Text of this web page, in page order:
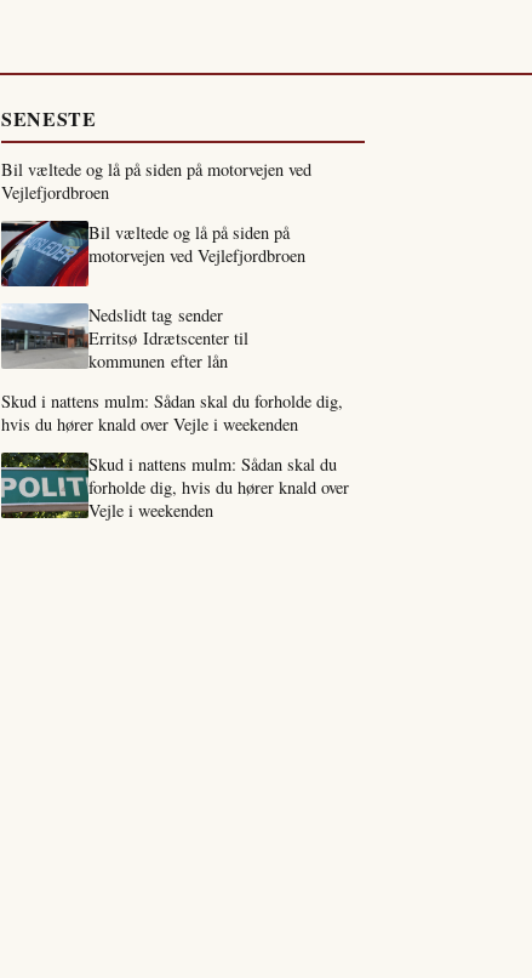
SENESTE
Bil væltede og lå på siden på motorvejen ved
Vejlefjordbroen
Bil væltede og lå på siden på
motorvejen ved Vejlefjordbroen
Nedslidt tag sender
Erritsø Idrætscenter til
kommunen efter lån
Skud i nattens mulm: Sådan skal du forholde dig,
hvis du hører knald over Vejle i weekenden
Skud i nattens mulm: Sådan skal du
forholde dig, hvis du hører knald over
Vejle i weekenden